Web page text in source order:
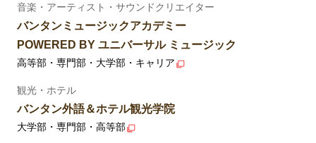
音楽・アーティスト・サウンドクリエイター
バンタンミュージックアカデミー
POWERED BY ユニバーサル ミュージック
高等部・専門部・大学部・キャリア
観光・ホテル
バンタン外語＆ホテル観光学院
大学部・専門部・高等部